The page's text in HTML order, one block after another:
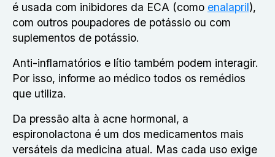
é usada com inibidores da ECA (como enalapril),
com outros poupadores de potássio ou com
suplementos de potássio.
Anti-inflamatórios e lítio também podem interagir.
Por isso, informe ao médico todos os remédios
que utiliza.
Da pressão alta à acne hormonal, a
espironolactona é um dos medicamentos mais
versáteis da medicina atual. Mas cada uso exige